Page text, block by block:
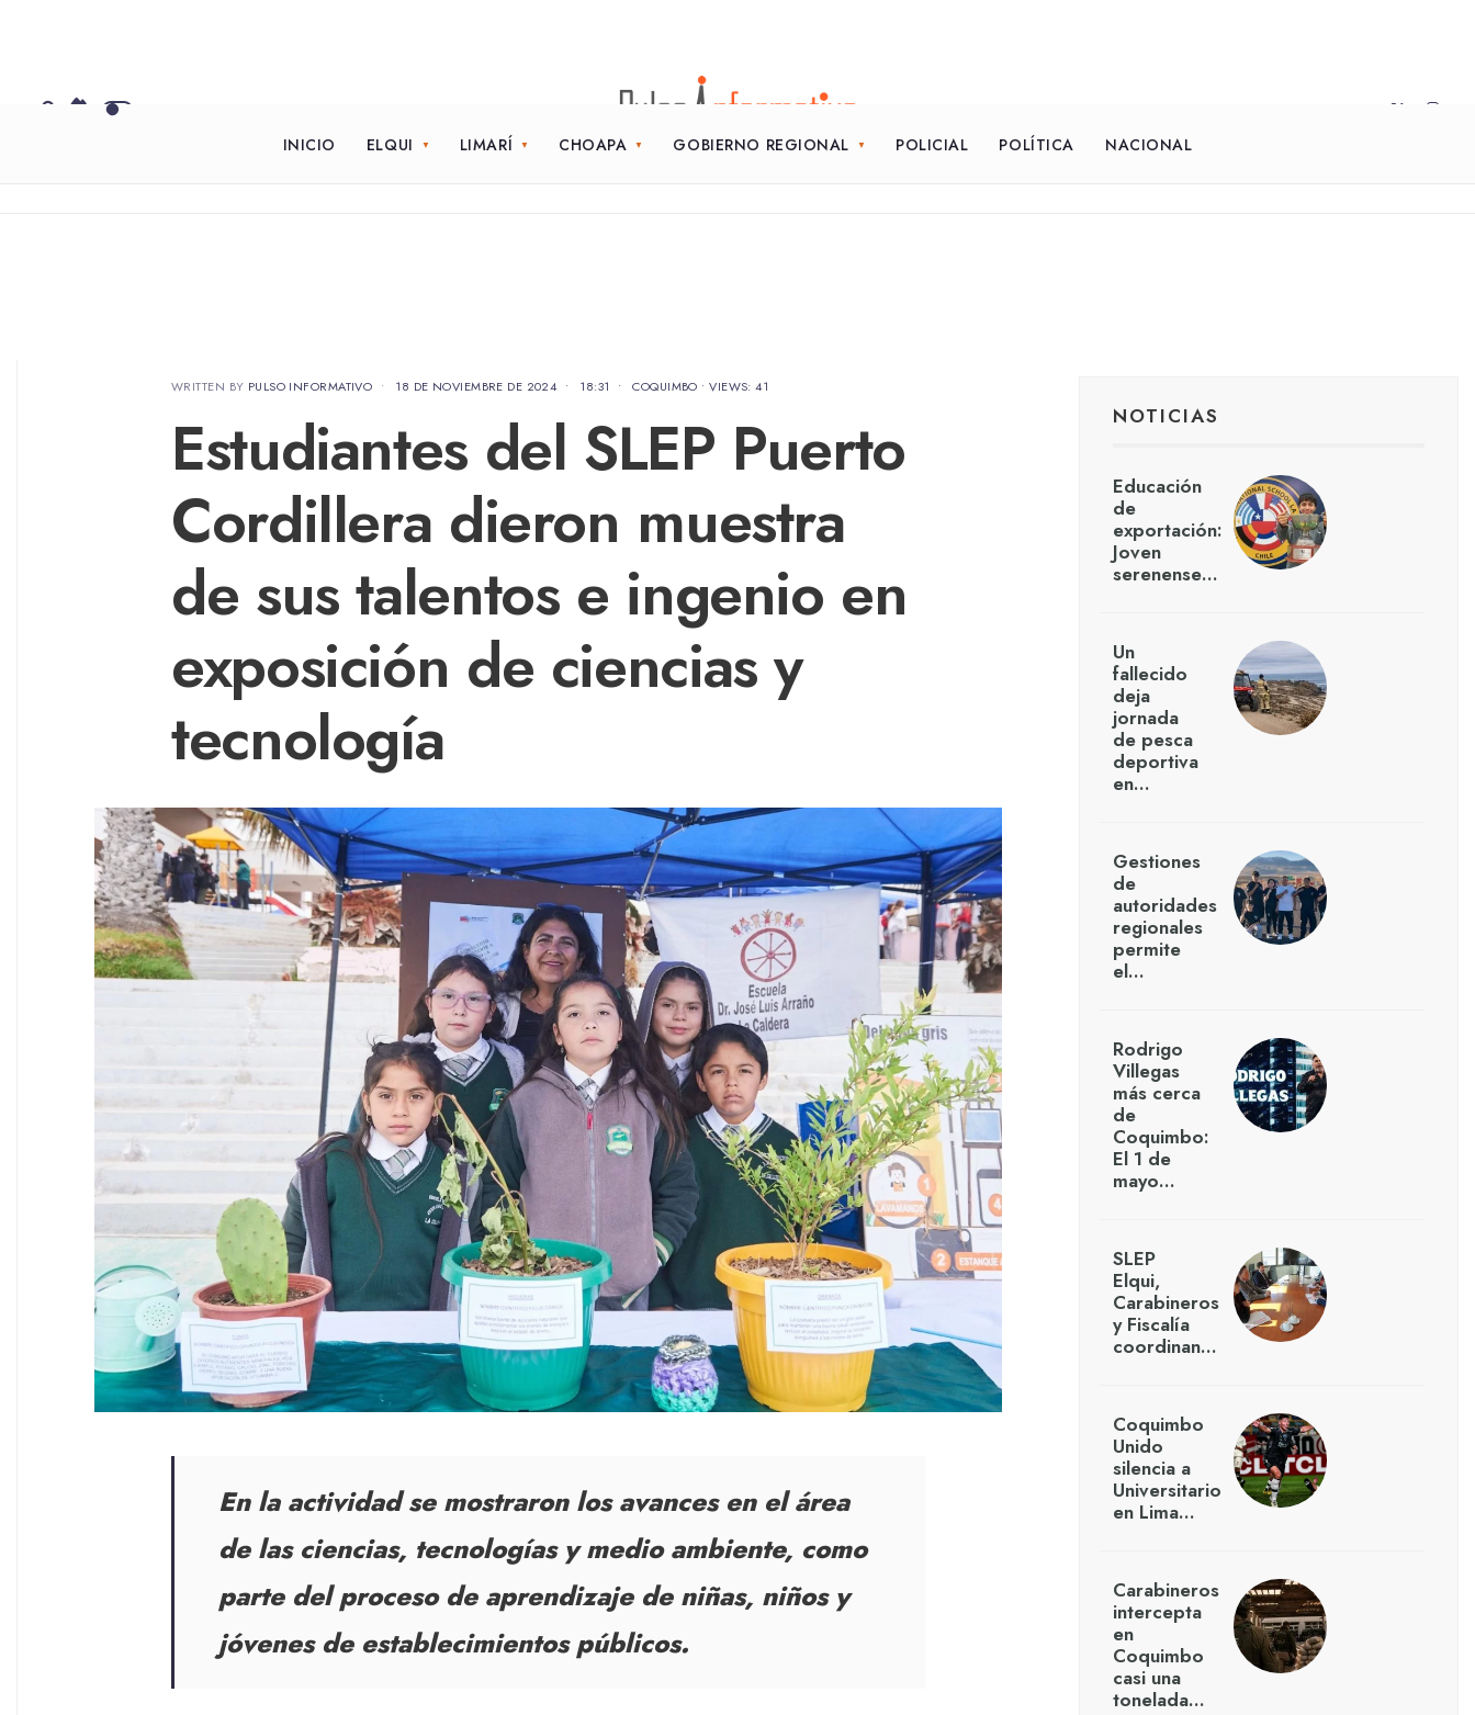
INICIO ELQUI LIMARÍ CHOAPA GOBIERNO REGIONAL POLICIAL POLÍTICA NACIONAL
WRITTEN BY PULSO INFORMATIVO • 18 DE NOVIEMBRE DE 2024 • 18:31 • COQUIMBO •VIEWS: 41
Estudiantes del SLEP Puerto
Cordillera dieron muestra
de sus talentos e ingenio en
exposición de ciencias y
tecnología
En la actividad se mostraron los avances en el área
de las ciencias, tecnologías y medio ambiente, como
parte del proceso de aprendizaje de niñas, niños y
jóvenes de establecimientos públicos.
NOTICIAS
Educación
de
exportación:
Joven
serenense…
Un
fallecido
deja
jornada
de pesca
deportiva
en…
Gestiones
de
autoridades
regionales
permite
el…
Rodrigo
Villegas
más cerca
de
Coquimbo:
El 1 de
mayo…
SLEP
Elqui,
Carabineros
y Fiscalía
coordinan…
Coquimbo
Unido
silencia a
Universitario
en Lima…
Carabineros
intercepta
en
Coquimbo
casi una
tonelada…